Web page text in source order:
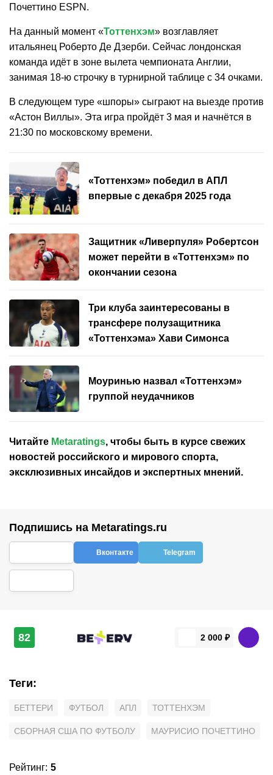
Почеттино ESPN.
На данный момент «Тоттенхэм» возглавляет
итальянец Роберто Де Дзерби. Сейчас лондонская
команда идёт в зоне вылета чемпионата Англии,
занимая 18-ю строчку в турнирной таблице с 34 очками.
В следующем туре «шпоры» сыграют на выезде против
«Астон Виллы». Эта игра пройдёт 3 мая и начнётся в
21:30 по московскому времени.
«Тоттенхэм» победил в АПЛ
впервые с декабря 2025 года
Защитник «Ливерпуля» Робертсон
может перейти в «Тоттенхэм» по
окончании сезона
Три клуба заинтересованы в
трансфере полузащитника
«Тоттенхэма» Хави Симонса
Моуринью назвал «Тоттенхэм»
группой неудачников
Читайте Metaratings, чтобы быть в курсе свежих
новостей российского и мирового спорта,
эксклюзивных инсайдов и экспертных мнений.
Подпишись на Metaratings.ru
Вконтакте Telegram
82 2 000 ₽
Теги:
БЕТТЕРИ ФУТБОЛ АПЛ ТОТТЕНХЭМ
СБОРНАЯ США ПО ФУТБОЛУ МАУРИСИО ПОЧЕТТИНО
Рейтинг: 5